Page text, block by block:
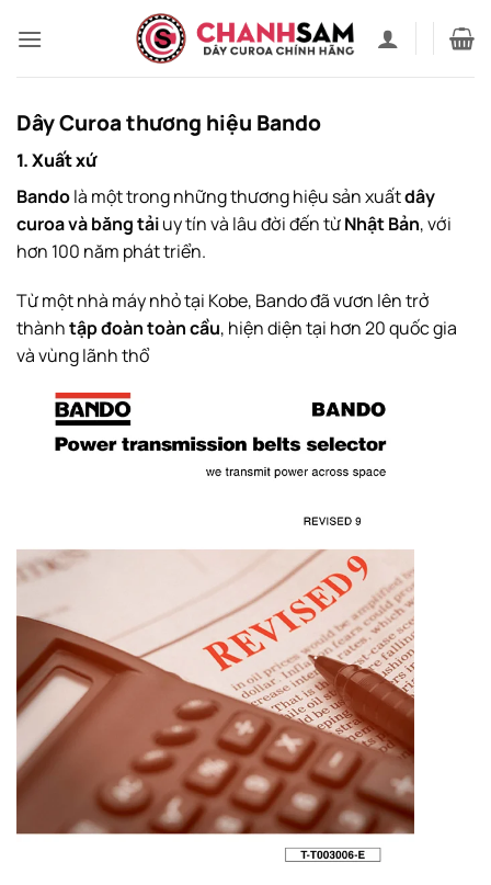
qua
Dây Curoa thương hiệu Bando
1. Xuất xứ
Bandolà một trong những thương hiệu sản xuấtdây
curoa và băng tảiuy tín và lâu đời đến từNhật Bản, với
hơn 100 năm phát triển.
Từ một nhà máy nhỏ tại Kobe, Bando đã vươn lên trở
thànhtập đoàn toàn cầu, hiện diện tại hơn 20 quốc gia
và vùng lãnh thổ